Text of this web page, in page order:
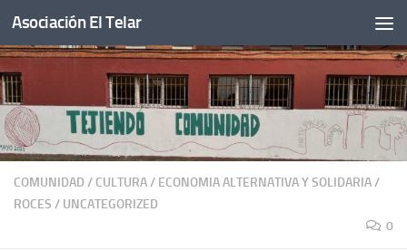
Saltar al contenido
Asociación El Telar
COMUNIDAD / CULTURA/ ECONOMIA ALTERNATIVA Y SOLIDARIA/
ROCES / UNCATEGORIZED
0